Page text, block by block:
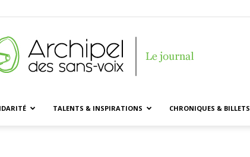
TALENTS & INSPIRATIONS CHRONIQUES & BILLETS